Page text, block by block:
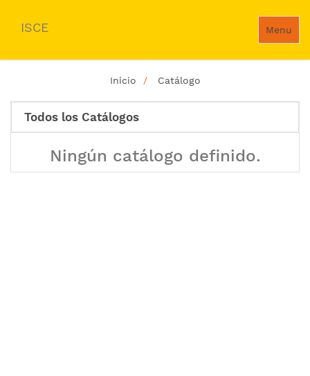
Menu
ISCE
Inicio Catálogo
Todos los Catálogos
Ningún catálogo definido.